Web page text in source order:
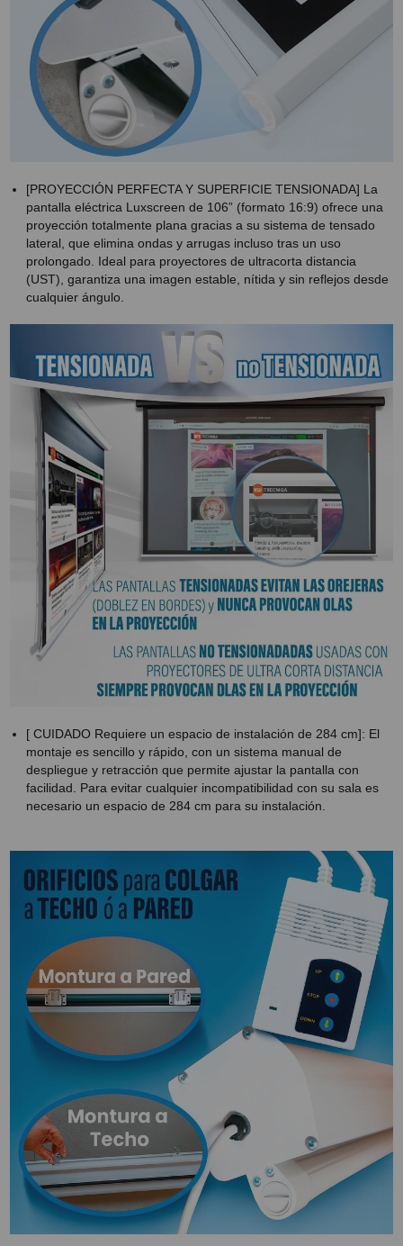
[PROYECCIÓN PERFECTA Y SUPERFICIE TENSIONADA] La
pantalla eléctrica Luxscreen de 106” (formato 16:9) ofrece una
proyección totalmente plana gracias a su sistema de tensado
lateral, que elimina ondas y arrugas incluso tras un uso
prolongado. Ideal para proyectores de ultracorta distancia
(UST), garantiza una imagen estable, nítida y sin reflejos desde
cualquier ángulo.
[ CUIDADO Requiere un espacio de instalación de 284 cm]: El
montaje es sencillo y rápido, con un sistema manual de
despliegue y retracción que permite ajustar la pantalla con
facilidad. Para evitar cualquier incompatibilidad con su sala es
necesario un espacio de 284 cm para su instalación.